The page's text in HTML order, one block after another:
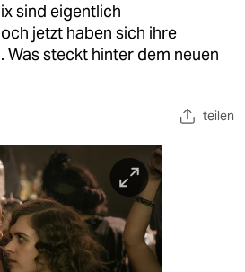
sind eigentlich
jetzt haben sich ihre
steckt hinter dem neuen
teilen